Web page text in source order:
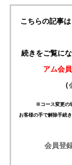
こちらの記事
続きをご覧にな
アム会員
（
※コース変更の
お客様の手で解除手続
会員登